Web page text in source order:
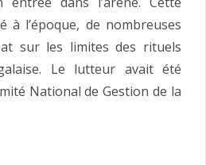
à l’époque, de nombreuses
sur les limites des rituels
Le lutteur avait été
National de Gestion de la